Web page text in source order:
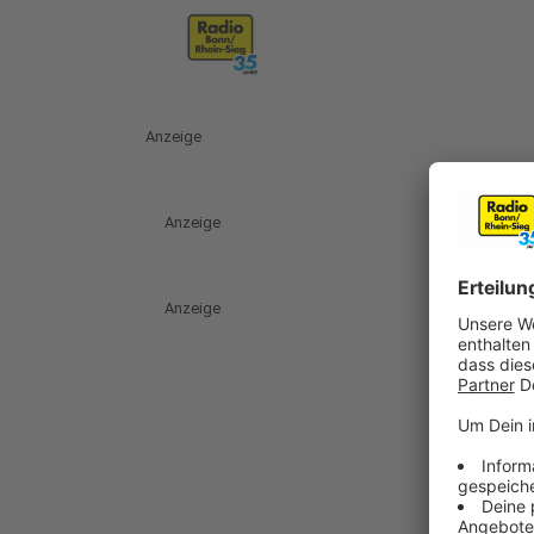
Anzeige
Anzeige
Anzeige